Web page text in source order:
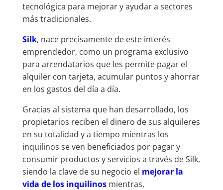
tecnológica para mejorar y ayudar a sectores
más tradicionales.
Silk, nace precisamente de este interés
emprendedor, como un programa exclusivo
para arrendatarios que les permite pagar el
alquiler con tarjeta, acumular puntos y ahorrar
en los gastos del día a día.
Gracias al sistema que han desarrollado, los
propietarios reciben el dinero de sus alquileres
en su totalidad y a tiempo mientras los
inquilinos se ven beneficiados por pagar y
consumir productos y servicios a través de Silk,
siendo la clave de su negocio el mejorar la
vida de los inquilinosmientras,